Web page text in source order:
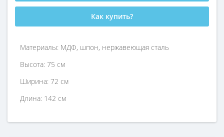
Как купить?
Материалы: МДФ, шпон, нержавеющая сталь
Высота: 75 см
Ширина: 72 см
Длина: 142 см